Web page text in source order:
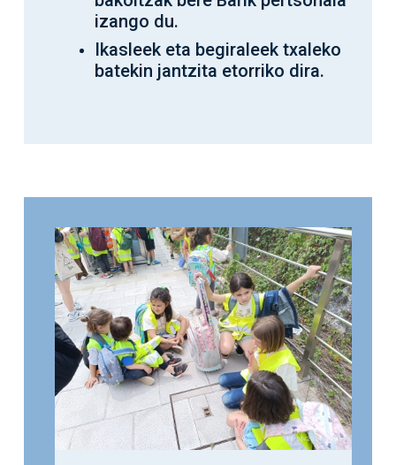
izango du.
Ikasleek eta begiraleek txaleko
batekin jantzita etorriko dira.